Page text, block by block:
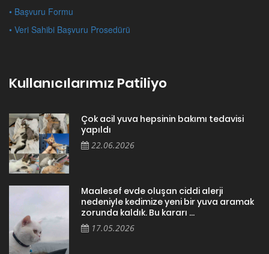
• Başvuru Formu
• Veri Sahibi Başvuru Prosedürü
Kullanıcılarımız Patiliyo
Çok acil yuva hepsinin bakımı tedavisi
yapıldı
22.06.2026
Maalesef evde oluşan ciddi alerji
nedeniyle kedimize yeni bir yuva aramak
zorunda kaldık. Bu kararı ...
17.05.2026